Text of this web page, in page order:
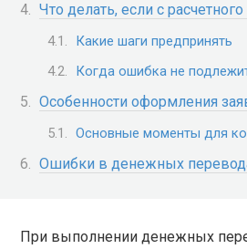
Что делать, если с
Какие шаги предпринять
Когда ошибка не
Особенности оформления
Основные моменты для
Ошибки в денежных
При выполнении денежных